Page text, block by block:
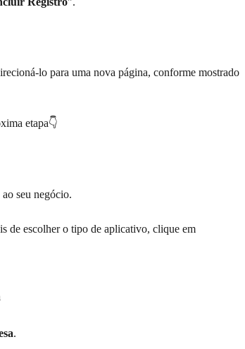
lo para uma nova página, conforme mostrado
etapa👇‍
seu negócio.
de escolher o tipo de aplicativo, clique em
.